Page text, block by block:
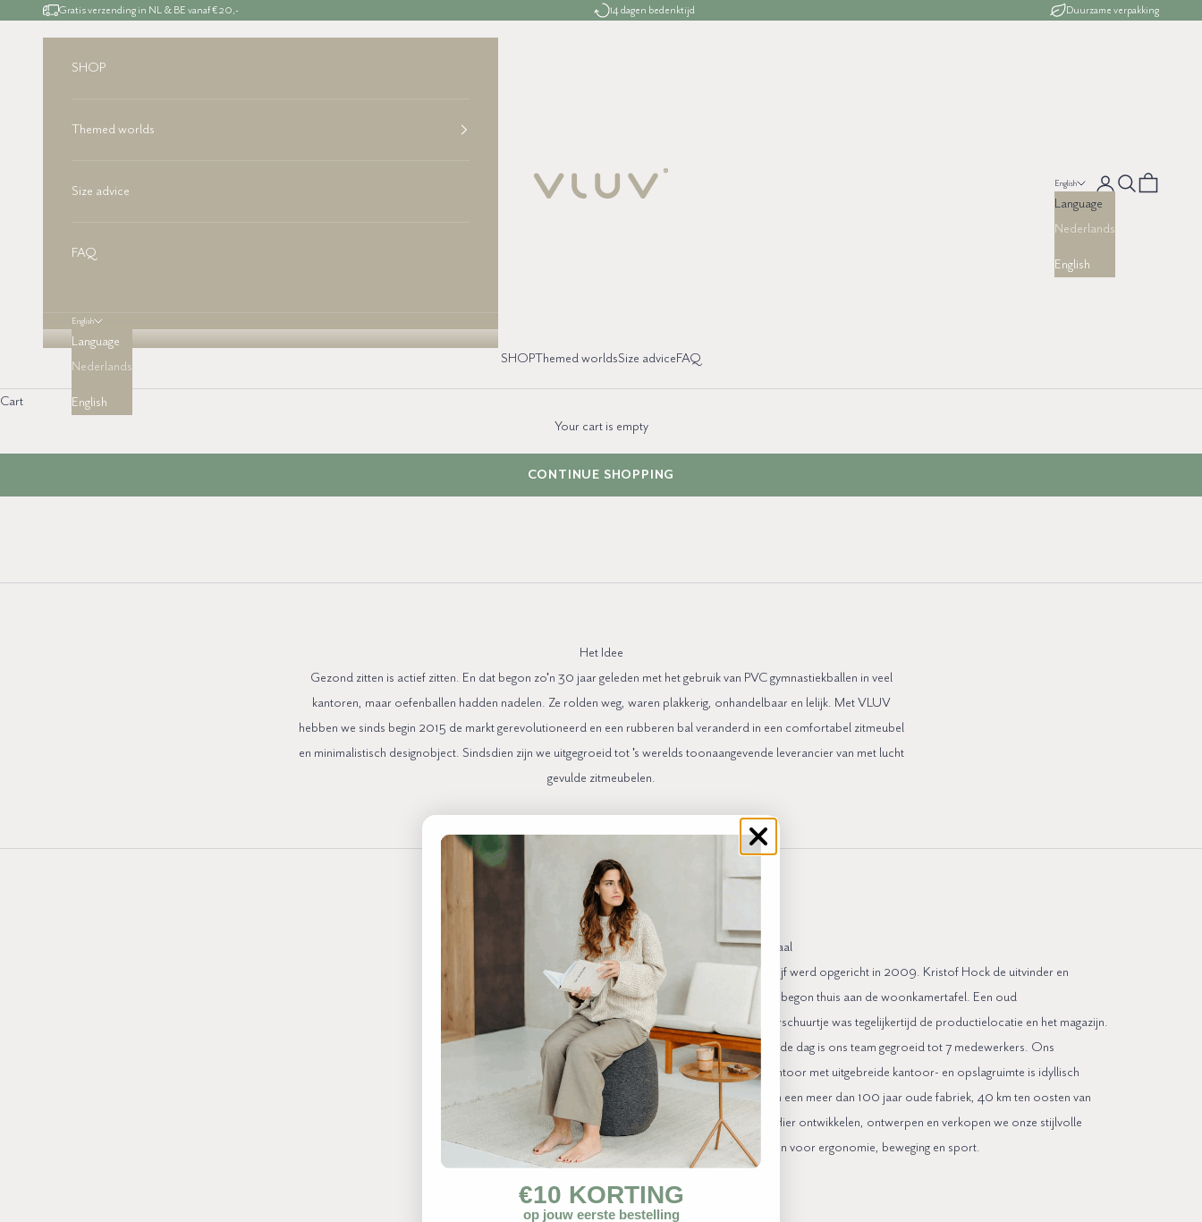
Skip to contentGratis verzending in NL & BE vanaf €20,- 14 dagen bedenktijd Duurzame verpakking
VLUV.nl
SHOPThemed worldsSize adviceFAQ
English
Language
Nederlands
English
Open account page
Open search
Open cart
SHOP
Themed worlds
Size advice
FAQ
English
Language
Nederlands
English
Cart
Your cart is empty
CONTINUE SHOPPING
Wat zit er achter Vluv?
Het Idee
Gezond zitten is actief zitten. En dat begon zo'n 30 jaar geleden met het gebruik van PVC gymnastiekballen in veel
kantoren, maar oefenballen hadden nadelen. Ze rolden weg, waren plakkerig, onhandelbaar en lelijk. Met VLUV
hebben we sinds begin 2015 de markt gerevolutioneerd en een rubberen bal veranderd in een comfortabel zitmeubel
en minimalistisch designobject. Sindsdien zijn we uitgegroeid tot 's werelds toonaangevende leverancier van met lucht
gevulde zitmeubelen.
Het Verhaal
Het bedrijf werd opgericht in 2009. Kristof Hock de uitvinder en
eigenaar, begon thuis aan de woonkamertafel. Een oud
brommerschuurtje was tegelijkertijd de productielocatie en het magazijn.
Vandaag de dag is ons team gegroeid tot 7 medewerkers. Ons
hoofdkantoor met uitgebreide kantoor- en opslagruimte is idyllisch
gelegen in een meer dan 100 jaar oude fabriek, 40 km ten oosten van
Keulen. Hier ontwikkelen, ontwerpen en verkopen we onze stijlvolle
producten voor ergonomie, beweging en sport.
€10 KORTING
op jouw eerste bestelling